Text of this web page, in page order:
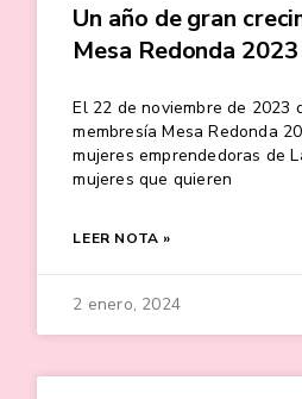
Un año de gran
Mesa Redonda 2023
El 22 de noviembre de 2023
membresía Mesa Redonda
mujeres emprendedoras de
mujeres que quieren
LEER NOTA »
2 enero, 2024